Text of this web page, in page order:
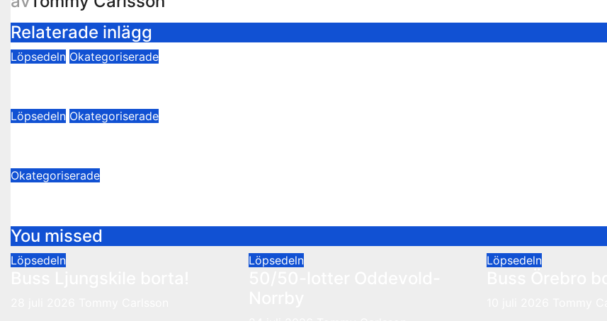
Relaterade inlägg
Löpsedeln Okategoriserade
Löpsedeln Okategoriserade
Okategoriserade
You missed
Löpsedeln Löpsedeln Löpsedeln